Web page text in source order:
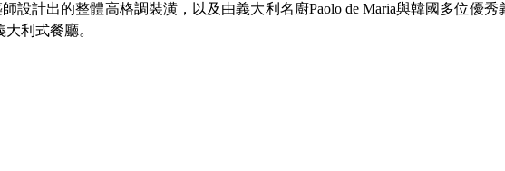
設計出的整體高格調裝潢，以及由義大利名廚Paolo de Maria與韓國多位優
利式餐廳。